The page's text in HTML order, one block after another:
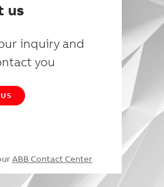
us
inquiry and
you
ABB Contact Center